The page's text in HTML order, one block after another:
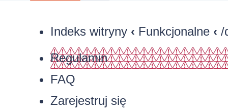
Indeks witryny ‹ Funkcjonalne ‹ /
Regulamin
FAQ
Zarejestruj się